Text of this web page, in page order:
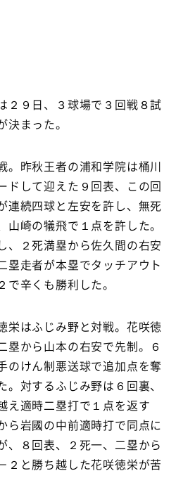
９日、３球場で３回戦８試
決まった。
昨秋王者の浦和学院は桶川
ドして迎えた９回表、この回
連続四球と左安を許し、無死
山崎の犠飛で１点を許した。
、２死満塁から佐久間の右安
塁走者が本塁でタッチアウト
で辛くも勝利した。
はふじみ野と対戦。花咲徳
塁から山本の右安で先制。６
のけん制悪送球で追加点を奪
。対するふじみ野は６回裏、
え適時二塁打で１点を返す
ら岩國の中前適時打で同点に
、８回表、２死一、二塁から
２と勝ち越した花咲徳栄が苦